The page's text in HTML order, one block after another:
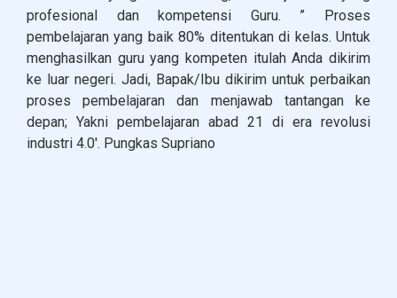
profesional dan kompetensi Guru. ” Proses
pembelajaran yang baik 80% ditentukan di kelas. Untuk
menghasilkan guru yang kompeten itulah Anda dikirim
ke luar negeri. Jadi, Bapak/Ibu dikirim untuk perbaikan
proses pembelajaran dan menjawab tantangan ke
depan; Yakni pembelajaran abad 21 di era revolusi
industri 4.0′. Pungkas Supriano